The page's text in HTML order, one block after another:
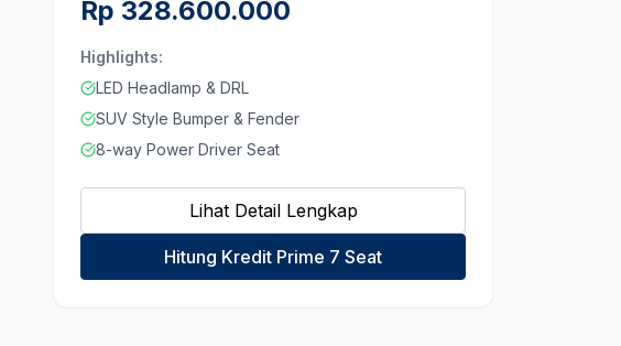
Rp 328.600.000
Highlights:
LED Headlamp & DRL
SUV Style Bumper & Fender
8-way Power Driver Seat
Lihat Detail Lengkap
Hitung Kredit Prime 7 Seat